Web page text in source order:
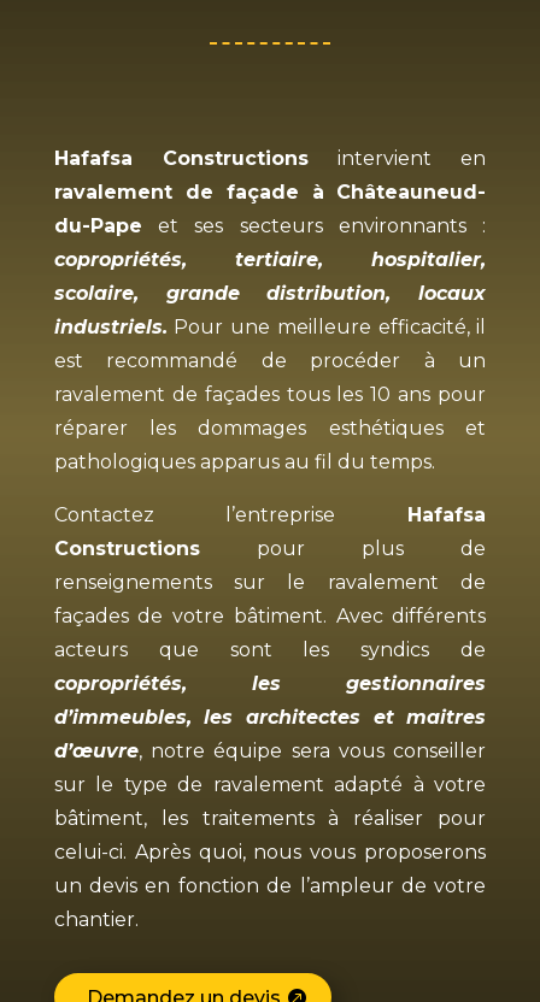
Hafafsa Constructionsintervient en
ravalement de façade à
Châteauneud-
du-Pape et ses secteurs environnants :
copropriétés, tertiaire, hospitalier,
scolaire, grande distribution, locaux
industriels. Pour une meilleure efficacité, il
est recommandé de procéder à un
ravalement de façades tous les 10 ans pour
réparer les dommages esthétiques et
pathologiques apparus au fil du temps.
Contactez l’entreprise Hafafsa
Constructionspour plus de
renseignements sur le ravalement de
façades de votre bâtiment. Avec différents
acteurs que sont les syndics de
copropriétés, les gestionnaires
d’immeubles, les architectes et maitres
d’œuvre, notre équipe sera vous conseiller
sur le type de ravalement adapté à votre
bâtiment, les traitements à réaliser pour
celui-ci. Après quoi, nous vous proposerons
un devis en fonction de l’ampleur de votre
chantier.
Demandez un devis